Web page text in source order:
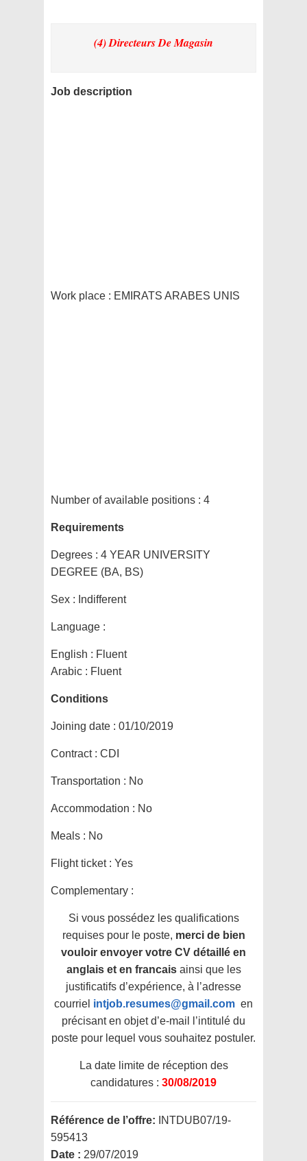
(4) Directeurs De Magasin
Job description
Work place : EMIRATS ARABES UNIS
Number of available positions : 4
Requirements
Degrees : 4 YEAR UNIVERSITY
DEGREE (BA, BS)
Sex : Indifferent
Language :
English : Fluent
Arabic : Fluent
Conditions
Joining date : 01/10/2019
Contract : CDI
Transportation : No
Accommodation : No
Meals : No
Flight ticket : Yes
Complementary :
Si vous possédez les qualifications
requises pour le poste, merci de bien
vouloir envoyer votre CV détaillé en
anglais et en francaisainsi que les
justificatifs d’expérience, à l’adresse
courriel intjob.resumes@gmail.com en
précisant en objet d’e-mail l’intitulé du
poste pour lequel vous souhaitez postuler.
La date limite de réception des
candidatures : 30/08/2019
Référence de l’offre: INTDUB07/19-
595413
Date : 29/07/2019